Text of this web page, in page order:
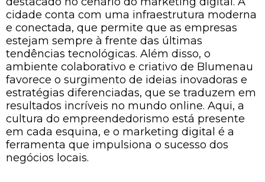
cidade conta com uma infraestrutura moderna
e conectada, que permite que as empresas
estejam sempre à frente das últimas
tendências tecnológicas. Além disso, o
ambiente colaborativo e criativo de Blumenau
favorece o surgimento de ideias inovadoras e
estratégias diferenciadas, que se traduzem em
resultados incríveis no mundo online. Aqui, a
cultura do empreendedorismo está presente
em cada esquina, e o marketing digital é a
ferramenta que impulsiona o sucesso dos
negócios locais.